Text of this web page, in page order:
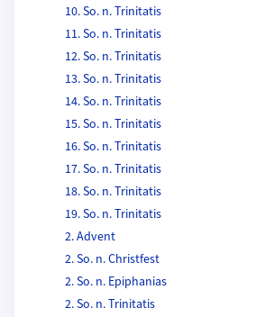
10. So. n. Trinitatis
11. So. n. Trinitatis
12. So. n. Trinitatis
13. So. n. Trinitatis
14. So. n. Trinitatis
15. So. n. Trinitatis
16. So. n. Trinitatis
17. So. n. Trinitatis
18. So. n. Trinitatis
19. So. n. Trinitatis
2. Advent
2. So. n. Christfest
2. So. n. Epiphanias
2. So. n. Trinitatis